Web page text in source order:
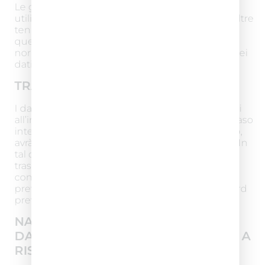
Le garantiamo che gli stessi non possono
utilizzare gli stessi dati per altri scopi e sono inoltre
tenuti a trattare i dati personali in conformità a
questa Informativa sulla privacy, e ai sensi delle
normative applicabili in materia di protezione dei
dati personali. I Suoi dati non saranno diffusi.
TRASFERIMENTO DEI DATI
I dati personali sono conservati su server ubicati
all’interno dell’Unione Europea. Resta in ogni caso
inteso che il Titolare, ove si rendesse necessario,
avrà facoltà di spostare i server anche extra-UE. In
tal caso, il Titolare assicura sin d’ora che il
trasferimento dei dati extra-UE avverrà in
conformità alle disposizioni di legge applicabili,
previa stipula delle clausole contrattuali standard
previste dalla Commissione Europea.
NATURA DEL CONFERIMENTO DEI
DATI E CONSEGUENZE DEL RIFIUTO A
RISPONDERE